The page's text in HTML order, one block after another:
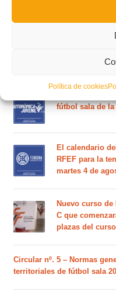
Política de cookies
Circular nº. 6 – Fase
Este es el
fútbol sala de la
El calendario
RFEF para la
martes 4 de
Nuevo curso
C que
plazas del
Circular nº. 5 – Normas
territoriales de fútbol sala